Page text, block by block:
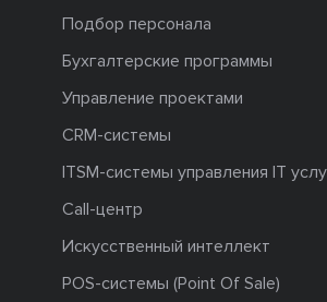
Подбор персонала
Бухгалтерские программы
Управление проектами
CRM-системы
ITSM-системы управления IT
Call-центр
Искусственный интеллект
POS-системы (Point Of Sale)